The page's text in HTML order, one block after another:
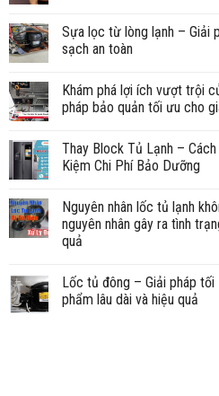
Sựa lọc từ lòng lạnh – Giải
sạch an toàn
Khám phá lợi ích vượt trội
pháp bảo quản tối ưu cho
Thay Block Tủ Lạnh –
Kiệm Chi Phí Bảo Dưỡng
Nguyên nhân lốc tủ lạnh
nguyên nhân gây ra tình
quả
Lốc tủ đông – Giải pháp
phẩm lâu dài và hiệu quả